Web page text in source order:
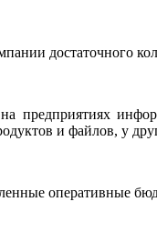
достаточного
предприятиях
и файлов, у
оперативные